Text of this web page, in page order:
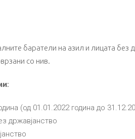
баратели на азил и лицата без
со нив.
:
(од 01.01.2022 година до
државјанство